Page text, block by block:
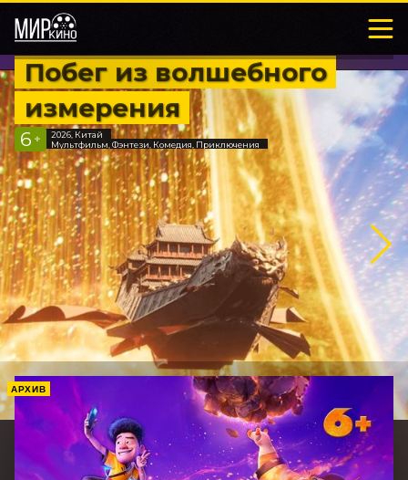
Побег из волшебного
измерения
6 +
2026, Китай
Мультфильм, Фэнтези, Комедия, Приключения
АРХИВ